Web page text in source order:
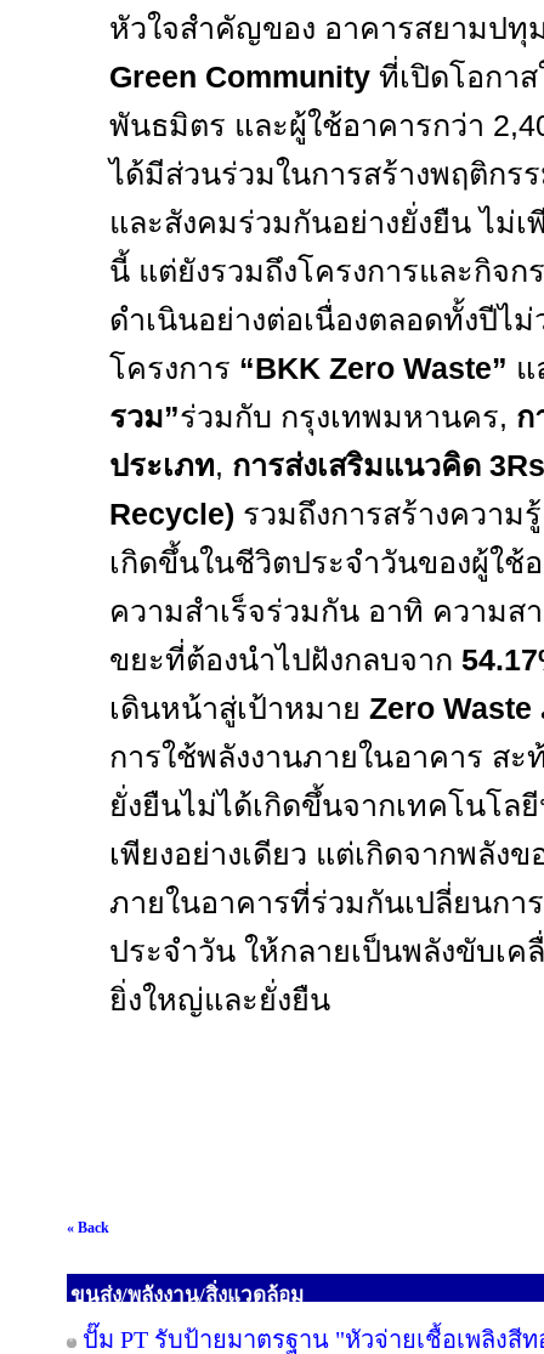
หัวใจสำคัญของ อาคารสยามปทุ
Green Community ที่เปิดโอกา
พันธมิตร และผู้ใช้อาคารกว่า
ได้มีส่วนร่วมในการสร้างพฤติกร
และสังคมร่วมกันอย่างยั่งยืน ไม่
นี้ แต่ยังรวมถึงโครงการและกิจ
ดำเนินอย่างต่อเนื่องตลอดทั้งปีไม่
โครงการ “BKK Zero Waste” แ
รวม”ร่วมกับ กรุงเทพมหานคร, ก
ประเภท, การส่งเสริมแนวคิด
Recycle) รวมถึงการสร้างความ
เกิดขึ้นในชีวิตประจำวันของผู้ใช้
ความสำเร็จร่วมกัน อาทิ ความส
ขยะที่ต้องนำไปฝังกลบจาก
เดินหน้าสู่เป้าหมาย Zero Waste
การใช้พลังงานภายในอาคาร สะ
ยั่งยืนไม่ได้เกิดขึ้นจากเทคโนโล
เพียงอย่างเดียว แต่เกิดจากพลัง
ภายในอาคารที่ร่วมกันเปลี่ยนกา
ประจำวัน ให้กลายเป็นพลังขับเค
ยิ่งใหญ่และยั่งยืน
« Back
ขนส่ง/พลังงาน/สิ่งแวดล้อม
ปั๊ม PT รับป้ายมาตรฐาน "หัวจ่ายเชื้อเพลิงสี